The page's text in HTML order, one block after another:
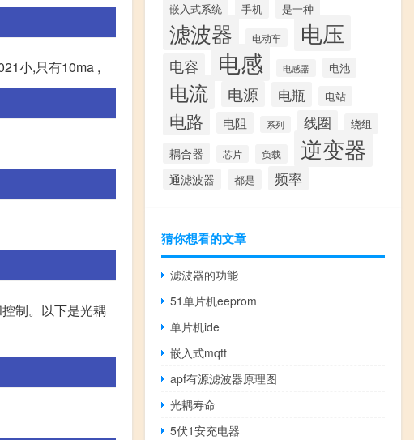
小,只有10ma ,
制。以下是光耦
嵌入式系统 手机 是一种
滤波器 电动车 电压
电容 电感 电感器 电池
电流 电源 电瓶 电站
电路 电阻 系列 线圈 绕组
耦合器 芯片 负载 逆变器
通滤波器 都是 频率
猜你想看的文章
滤波器的功能
51单片机eeprom
单片机ide
嵌入式mqtt
apf有源滤波器原理图
光耦寿命
5伏1安充电器